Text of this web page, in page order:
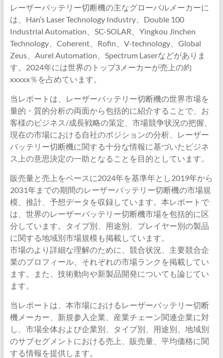
レーザーバッテリー切断機の主なグローバルメーカーに
は、Han’s Laser Technology Industry、Double 100
Industrial Automation、SC-SOLAR、Yingkou Jinchen
Technology、Coherent、Rofin、V-technology、Global
Zeus、Aurel Automation、Spectrum Laserなどがありま
す。2024年には世界のトップ3メーカーが売上の約
xxxxx％を占めています。
当レポートは、レーザーバッテリー切断機の世界市場を
量的・質的分析の両面から包括的に紹介することで、お
客様のビジネス/成長戦略の策定、市場競争状況の把握、
現在の市場における自社のポジションの分析、レーザー
バッテリー切断機に関する十分な情報に基づいたビジネ
ス上の意思決定の一助となることを目的としています。
販売量と売上をベースに2024年を基準年とし2019年から
2031年までの期間のレーザーバッテリー切断機の市場規
模、推計、予想データを収録しています。本レポートで
は、世界のレーザーバッテリー切断機市場を包括的に区
分しています。タイプ別、用途別、プレイヤー別の製品
に関する地域別市場規模も掲載しています。
市場のより詳細な理解のために、競合状況、主要競合企
業のプロフィール、それぞれの市場ランクを掲載してい
ます。また、技術動向や新製品開発についても論じてい
ます。
当レポートは、本市場におけるレーザーバッテリー切断
機メーカー、新規参入企業、産業チェーン関連企業に対
し、市場全体および企業別、タイプ別、用途別、地域別
のサブセグメントにおける売上、販売量、平均価格に関
する情報を提供します。